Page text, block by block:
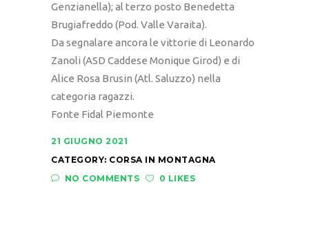
Genzianella); al terzo posto Benedetta
Brugiafreddo (Pod. Valle Varaita).
Da segnalare ancora le vittorie di Leonardo
Zanoli (ASD Caddese Monique Girod) e di
Alice Rosa Brusin (Atl. Saluzzo) nella
categoria ragazzi.
Fonte Fidal Piemonte
21 GIUGNO 2021
CATEGORY: CORSA IN MONTAGNA
NO COMMENTS
0 LIKES